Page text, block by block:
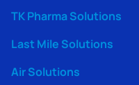
TK Pharma Solutions
Last Mile Solutions
Air Solutions